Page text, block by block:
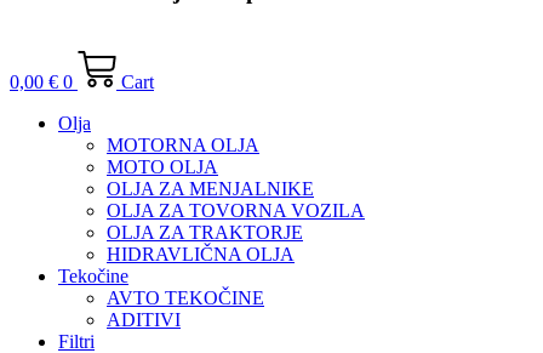
0,00 € 0
Cart
Olja
MOTORNA OLJA
MOTO OLJA
OLJA ZA MENJALNIKE
OLJA ZA TOVORNA VOZILA
OLJA ZA TRAKTORJE
HIDRAVLIČNA OLJA
Tekočine
AVTO TEKOČINE
ADITIVI
Filtri